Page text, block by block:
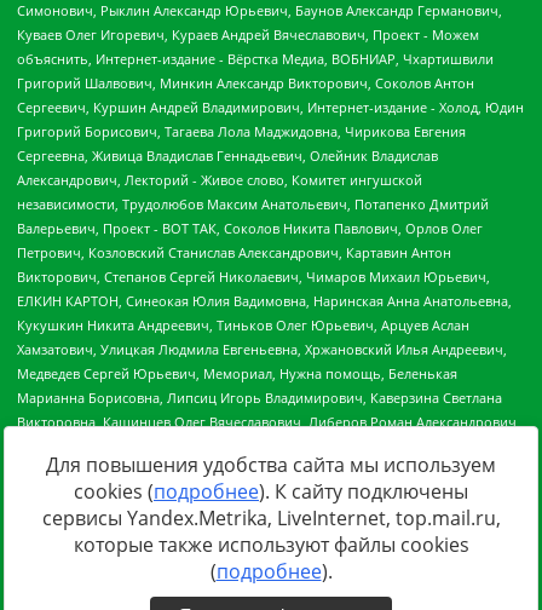
Источник:https://minjust.gov.ru/uploaded/files/reestr-
inostrannyih-agentov-22-03-2024.pdfданные на22.03.2024
Для повышения удобства сайта мы используем
cookies (подробнее). К сайту подключены
сервисы Yandex.Metrika, LiveInternet, top.mail.ru,
которые также используют файлы cookies
(подробнее).